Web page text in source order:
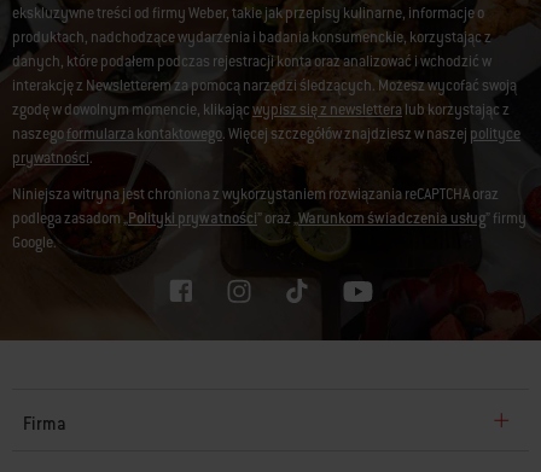
ekskluzywne treści od firmy Weber, takie jak przepisy kulinarne, informacje o
produktach, nadchodzące wydarzenia i badania konsumenckie, korzystając z
danych, które podałem podczas rejestracji konta oraz analizować i wchodzić w
interakcję z Newsletterem za pomocą narzędzi śledzących. Możesz wycofać swoją
zgodę w dowolnym momencie, klikającwypisz się z newslettera lub korzystając z
naszegoformularza kontaktowego. Więcej szczegółów znajdziesz w naszej polityce
prywatności.
Niniejsza witryna jest chroniona z wykorzystaniem rozwiązania reCAPTCHA oraz
podlega zasadom „Polityki prywatności” oraz „Warunkom świadczenia usług” firmy
Google.
Firma